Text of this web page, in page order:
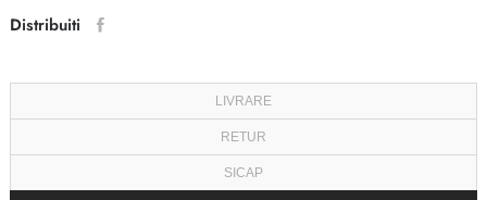
Distribuiti
LIVRARE
RETUR
SICAP